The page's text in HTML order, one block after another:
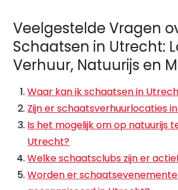
Veelgestelde Vragen
Schaatsen in Utrecht:
Verhuur, Natuurijs en
Waar kan ik schaatsen in
Zijn er schaatsverhuurlocaties
Is het mogelijk om op natuurijs
Utrecht?
Welke schaatsclubs zijn er
Worden er